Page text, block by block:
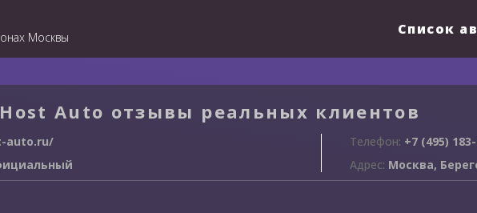
Москвы Список
Auto отзывы реальных клиентов
auto.ru/ Телефон: +7 (495)
Адрес: Москва,